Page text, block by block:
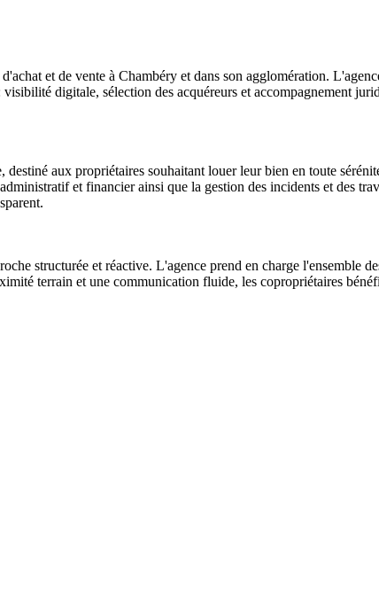
et de vente à Chambéry et dans son agglomération.
digitale, sélection des acquéreurs et accompagnement
aux propriétaires souhaitant louer leur bien en toute
et financier ainsi que la gestion des incidents et des
structurée et réactive. L'agence prend en charge l'ensemble
terrain et une communication fluide, les copropriétaires